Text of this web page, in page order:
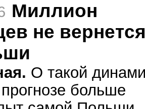
Миллион
не
О такой
больше